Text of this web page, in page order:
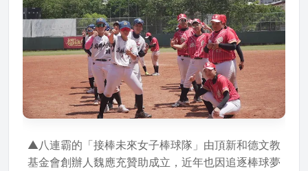
▲八連霸的「接棒未來女子棒球隊」由頂新和德文教
基金會創辦人魏應充贊助成立，近年也因追逐棒球夢